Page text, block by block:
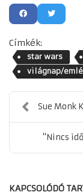
Címkék:
star wars
világnap/
Sue Monk
"Nincs
KAPCSOLÓDÓ